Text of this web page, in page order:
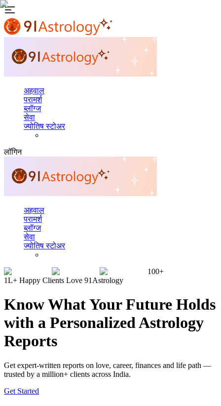
अहवाल
परामर्श
ब्लॉग्ज
सेवा
ज्योतिष स्टोअर
लॉगिन
अहवाल
परामर्श
ब्लॉग्ज
सेवा
ज्योतिष स्टोअर
100+
1L+ Happy Clients Love 91Astrology
Know What Your Future Holds
with a Personalized Astrology
Reports
Get expert-written reports on love, career, finances and life path —
trusted by a million+ clients across India.
Get Started